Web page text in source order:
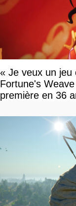
« Je veux un jeu
Fortune's
première en 36